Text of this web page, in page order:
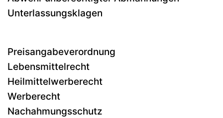
Unterlassungsklagen
Preisangabeverordnung
Lebensmittelrecht
Heilmittelwerberecht
Werberecht
Nachahmungsschutz